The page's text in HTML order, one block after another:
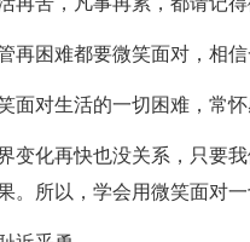
再困难都要微笑面对，相信
面对生活的一切困难，常
变化再快也没关系，只要
。所以，学会用微笑面对一